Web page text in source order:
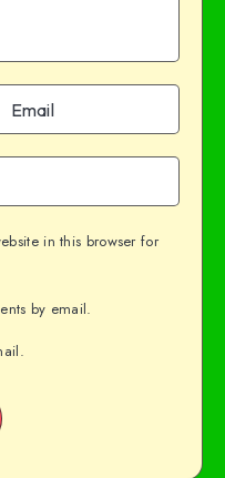
in this browser for
by email.